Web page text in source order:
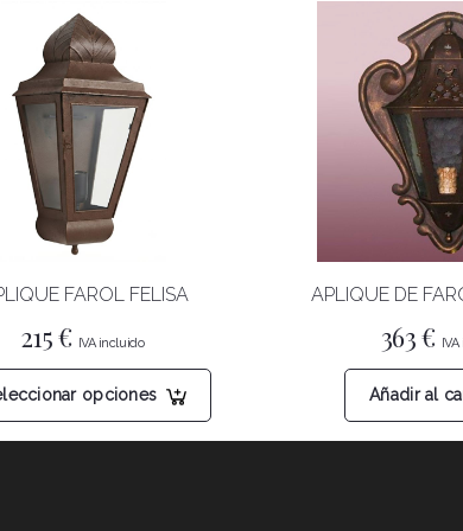
FAROL FELISA
215€
opciones
Este
tiene
APLIQUE DE
363€
Añadir al